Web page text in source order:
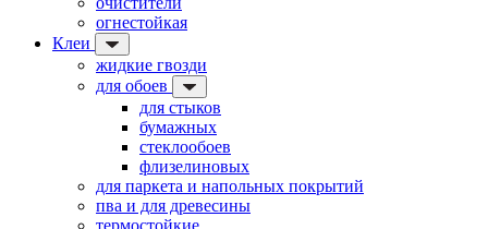
огнестойкая
Клеи
жидкие гвозди
для обоев
для стыков
бумажных
стеклообоев
флизелиновых
для паркета и напольных покрытий
пва и для древесины
термостойкие